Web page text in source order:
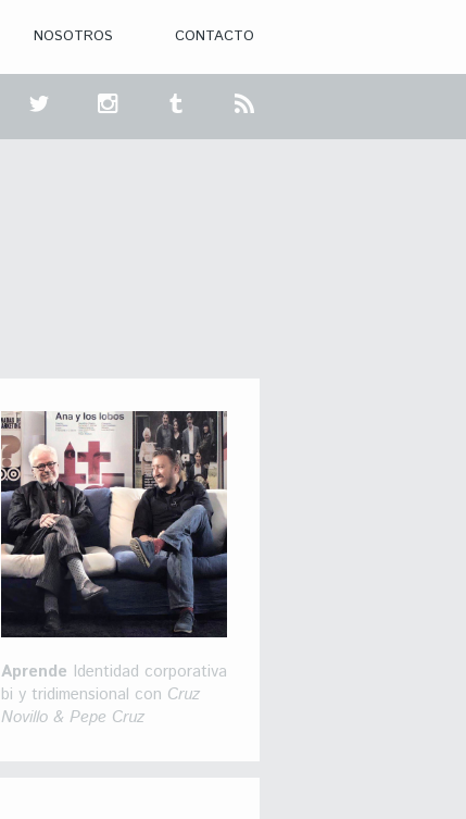
NOSOTROS CONTACTO
Aprende Identidad corporativa
bi y tridimensional con Cruz
Novillo & Pepe Cruz